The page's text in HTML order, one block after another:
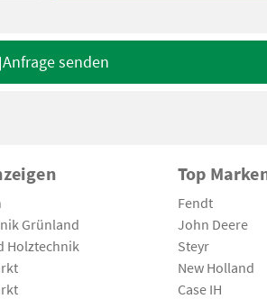
Anfrage senden
Grünland
Holztechnik
Top
Fendt
John Deere
Steyr
New Holland
Case IH